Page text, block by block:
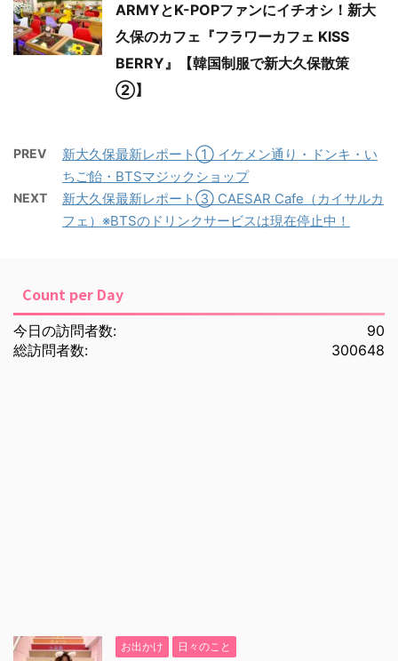
ARMYとK-POPファンにイチオシ！新大
久保のカフェ『フラワーカフェ KISS
BERRY』【韓国制服で新大久保散策
②】
PREV
新大久保最新レポート① イケメン通り・ドンキ・い
ちご飴・BTSマジックショップ
NEXT
新大久保最新レポート③ CAESAR Cafe（カイサルカ
フェ）※BTSのドリンクサービスは現在停止中！
Count per Day
90
今日の訪問者数:
300648
総訪問者数:
お出かけ 日々のこと